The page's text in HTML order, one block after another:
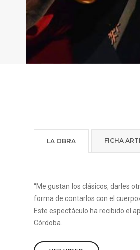
LA OBRA FICHA
“Me gustan los clásicos, darles
forma de contarlos con el
Este espectáculo ha recibido el
Córdoba.